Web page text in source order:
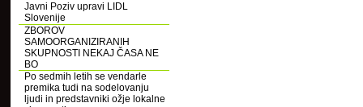
Javni Poziv upravi LIDL
Slovenije
ZBOROV
SAMOORGANIZIRANIH
SKUPNOSTI NEKAJ ČASA NE
BO
Po sedmih letih se vendarle
premika tudi na sodelovanju
ljudi in predstavniki ožje lokalne